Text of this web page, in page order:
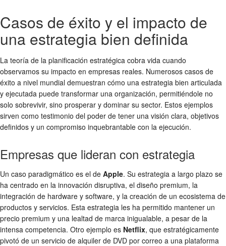
Casos de éxito y el impacto de
una estrategia bien definida
La teoría de la planificación estratégica cobra vida cuando
observamos su impacto en empresas reales. Numerosos casos de
éxito a nivel mundial demuestran cómo una estrategia bien articulada
y ejecutada puede transformar una organización, permitiéndole no
solo sobrevivir, sino prosperar y dominar su sector. Estos ejemplos
sirven como testimonio del poder de tener una visión clara, objetivos
definidos y un compromiso inquebrantable con la ejecución.
Empresas que lideran con estrategia
Un caso paradigmático es el de Apple. Su estrategia a largo plazo se
ha centrado en la innovación disruptiva, el diseño premium, la
integración de hardware y software, y la creación de un ecosistema de
productos y servicios. Esta estrategia les ha permitido mantener un
precio premium y una lealtad de marca inigualable, a pesar de la
intensa competencia. Otro ejemplo es Netflix, que estratégicamente
pivotó de un servicio de alquiler de DVD por correo a una plataforma